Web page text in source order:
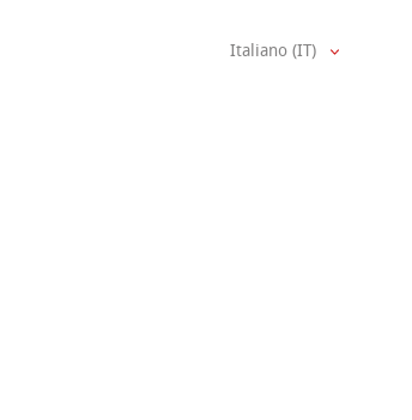
Italiano (IT)